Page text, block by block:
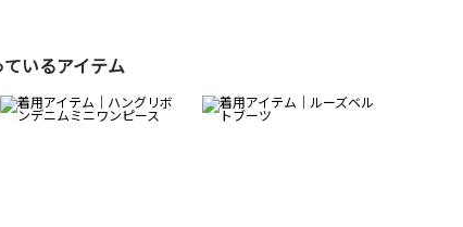
いるアイテム